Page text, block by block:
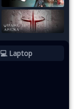
💻 Laptop